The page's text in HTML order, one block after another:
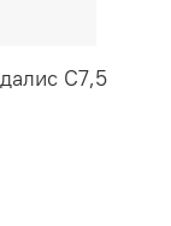
С7,5